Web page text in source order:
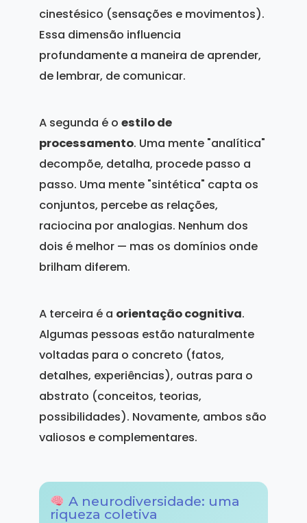
cinestésico (sensações e movimentos).
Essa dimensão influencia
profundamente a maneira de aprender,
de lembrar, de comunicar.
A segunda é o estilo de
processamento. Uma mente "analítica"
decompõe, detalha, procede passo a
passo. Uma mente "sintética" capta os
conjuntos, percebe as relações,
raciocina por analogias. Nenhum dos
dois é melhor — mas os domínios onde
brilham diferem.
A terceira é a orientação cognitiva.
Algumas pessoas estão naturalmente
voltadas para o concreto (fatos,
detalhes, experiências), outras para o
abstrato (conceitos, teorias,
possibilidades). Novamente, ambos são
valiosos e complementares.
A neurodiversidade: uma
riqueza coletiva